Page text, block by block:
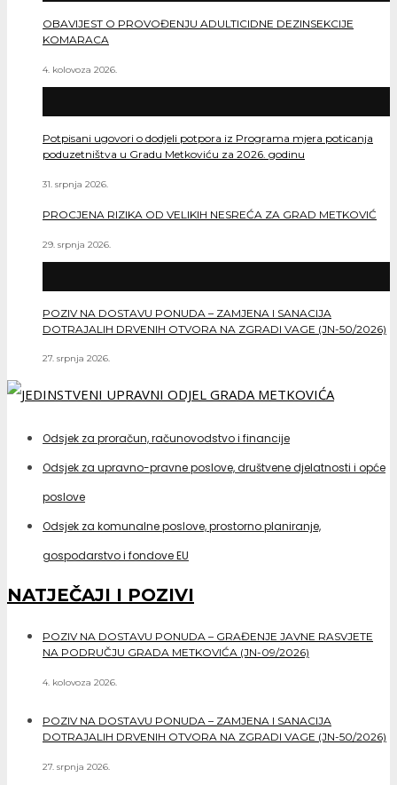
OBAVIJEST O PROVOĐENJU ADULTICIDNE DEZINSEKCIJE
KOMARACA
4. kolovoza 2026.
Potpisani ugovori o dodjeli potpora iz Programa mjera poticanja
poduzetništva u Gradu Metkoviću za 2026. godinu
31. srpnja 2026.
PROCJENA RIZIKA OD VELIKIH NESREĆA ZA GRAD METKOVIĆ
29. srpnja 2026.
POZIV NA DOSTAVU PONUDA – ZAMJENA I SANACIJA
DOTRAJALIH DRVENIH OTVORA NA ZGRADI VAGE (JN-50/2026)
27. srpnja 2026.
Odsjek za proračun, računovodstvo i financije
Odsjek za upravno-pravne poslove, društvene djelatnosti i opće
poslove
Odsjek za komunalne poslove, prostorno planiranje,
gospodarstvo i fondove EU
NATJEČAJI I POZIVI
POZIV NA DOSTAVU PONUDA – GRAĐENJE JAVNE RASVJETE
NA PODRUČJU GRADA METKOVIĆA (JN-09/2026)
4. kolovoza 2026.
POZIV NA DOSTAVU PONUDA – ZAMJENA I SANACIJA
DOTRAJALIH DRVENIH OTVORA NA ZGRADI VAGE (JN-50/2026)
27. srpnja 2026.